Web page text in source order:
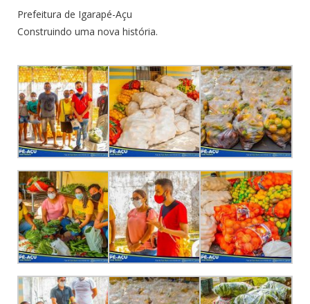
Prefeitura de Igarapé-Açu
Construindo uma nova história.